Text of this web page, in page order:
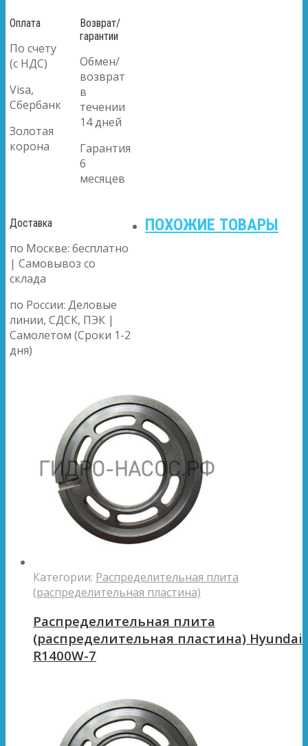
Оплата
По счету
(с НДС)
Visa,
Сбербанк
Золотая
корона
Возврат/
гарантии
Обмен/
возврат
в
течении
14 дней
Гарантия
6
месяцев
Доставка
по Москве: бесплатно
| Самовывоз со
склада
по России: Деловые
линии, СДСК, ПЭК |
Самолетом (Сроки 1-2
дня)
ПОХОЖИЕ ТОВАРЫ
Категории: Распределительная плита
(распределительная пластина)
Распределительная плита
(распределительная пластина) Hyundai
R1400W-7